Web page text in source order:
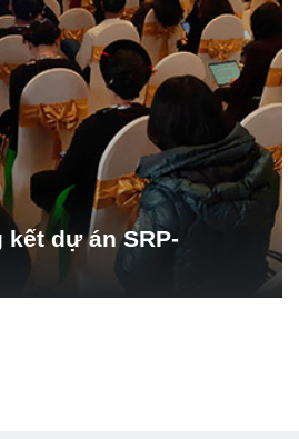
dự án SRP-